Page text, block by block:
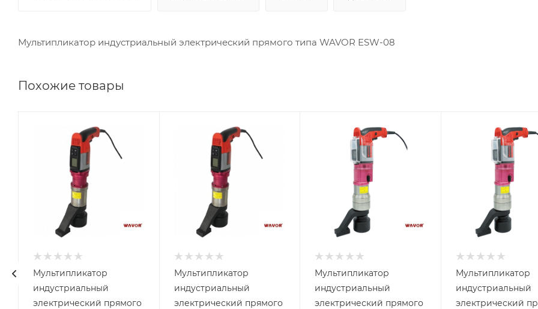
Мультипликатор индустриальный электрический прямого типа WAVOR ESW-08
Похожие товары
Количество
ступеней момента
(затяжка/реверс)
выходной, дюйм
Момент затяжки
max, Нм
80-450
Мультипликатор
индустриальный
электрический прямого
Количество
ступеней момента
(затяжка/реверс)
выходной, дюйм
Момент затяжки
max, Нм
200-1200
Мультипликатор
индустриальный
электрический прямого
Количество
ступеней момента
(затяжка/реверс)
выходной, дюйм
Момент затяжки
max, Нм
200-1200
Мультипликатор
индустриальный
электрический прямого
Количество
ступеней момента
(затяжка/реверс)
выходной, дюйм
Момент затяжки
max, Нм
400-2600
Мультипликатор
индустриальный
электрический